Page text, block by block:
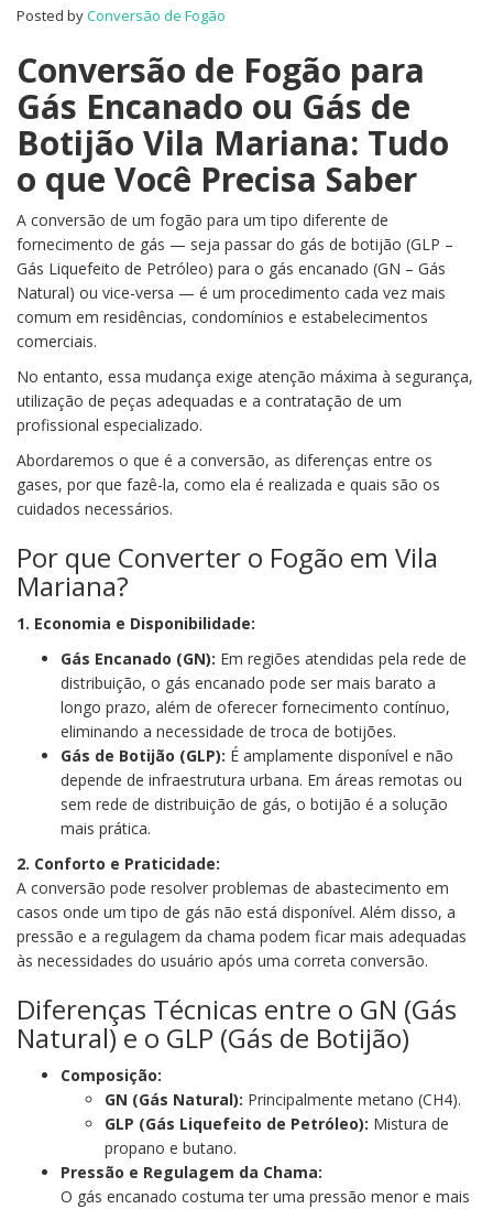
Posted byConversão de Fogão
Conversão de Fogão para
Gás Encanado ou Gás de
Botijão Vila Mariana: Tudo
o que Você Precisa Saber
A conversão de um fogão para um tipo diferente de
fornecimento de gás — seja passar do gás de botijão (GLP –
Gás Liquefeito de Petróleo) para o gás encanado (GN – Gás
Natural) ou vice-versa — é um procedimento cada vez mais
comum em residências, condomínios e estabelecimentos
comerciais.
No entanto, essa mudança exige atenção máxima à segurança,
utilização de peças adequadas e a contratação de um
profissional especializado.
Abordaremos o que é a conversão, as diferenças entre os
gases, por que fazê-la, como ela é realizada e quais são os
cuidados necessários.
Por que Converter o Fogão em Vila
Mariana?
1. Economia e Disponibilidade:
Gás Encanado (GN): Em regiões atendidas pela rede de
distribuição, o gás encanado pode ser mais barato a
longo prazo, além de oferecer fornecimento contínuo,
eliminando a necessidade de troca de botijões.
Gás de Botijão (GLP): É amplamente disponível e não
depende de infraestrutura urbana. Em áreas remotas ou
sem rede de distribuição de gás, o botijão é a solução
mais prática.
2. Conforto e Praticidade:
A conversão pode resolver problemas de abastecimento em
casos onde um tipo de gás não está disponível. Além disso, a
pressão e a regulagem da chama podem ficar mais adequadas
às necessidades do usuário após uma correta conversão.
Diferenças Técnicas entre o GN (Gás
Natural) e o GLP (Gás de Botijão)
Composição:
GN (Gás Natural): Principalmente metano (CH4).
GLP (Gás Liquefeito de Petróleo): Mistura de
propano e butano.
Pressão e Regulagem da Chama:
O gás encanado costuma ter uma pressão menor e mais